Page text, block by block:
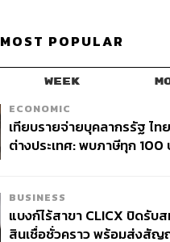
MOST POPULAR
WEEK
ECONOMIC
เทียบรายจ่ายบุคลากรรัฐ ไท
ต่างประเทศ: พบภาษีทุก 100
BUSINESS
แบงก์ไร้สาขา CLICX ปิดรับ
สินเชื่อชั่วคราว พร้อมส่งสั